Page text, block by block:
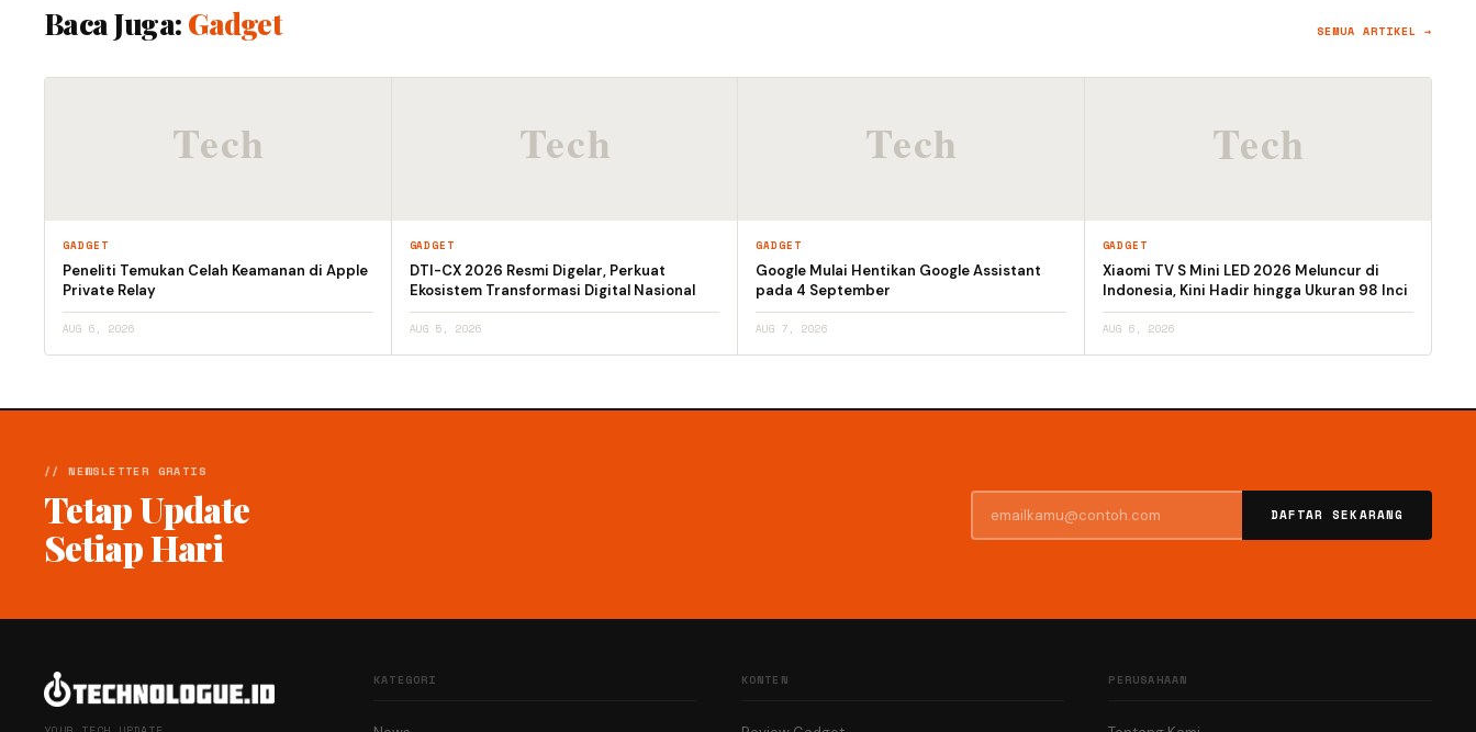
Baca Juga: Gadget SEMUA ARTIKEL →
GADGET
Peneliti Temukan Celah Keamanan di Apple
Private Relay
AUG 6, 2026
GADGET
DTI-CX 2026 Resmi Digelar, Perkuat
Ekosistem Transformasi Digital Nasional
AUG 5, 2026
GADGET
Google Mulai Hentikan Google Assistant
pada 4 September
AUG 7, 2026
GADGET
Xiaomi TV S Mini LED 2026 Meluncur di
Indonesia, Kini Hadir hingga Ukuran 98 Inci
AUG 6, 2026
// NEWSLETTER GRATIS
Tetap Update
Setiap Hari
DAFTAR SEKARANG
KATEGORI KONTEN PERUSAHAAN